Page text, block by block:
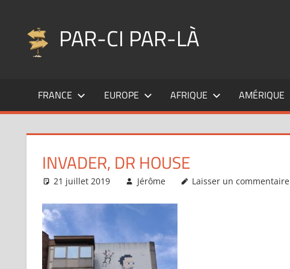
contenu
PAR-CI PAR-LÀ
fil
pérégrinations
FRANCE EUROPE AFRIQUE AMÉRIQUE
INVADER, DR HOUSE
21 juillet 2019 Jérôme Laisser un commentaire